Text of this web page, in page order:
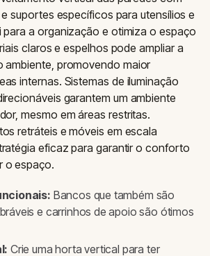
suportes específicos para utensílios e
a organização e otimiza o espaço
claros e espelhos pode ampliar a
ambiente, promovendo maior
internas. Sistemas de iluminação
garantem um ambiente
mesmo em áreas restritas.
retráteis e móveis em escala
eficaz para garantir o conforto
o espaço.
Bancos que também são
e carrinhos de apoio são ótimos
Crie uma horta vertical para ter